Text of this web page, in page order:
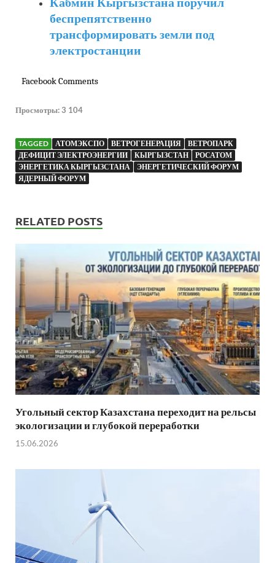
беспрепятственно
трансформировать земли под
электростанции
Facebook Comments
Просмотры:3 104
TAGGED АТОМЭКСПО ВЕТРОГЕНЕРАЦИЯ
ВЕТРОПАРК
ДЕФИЦИТ ЭЛЕКТРОЭНЕРГИИ
КЫРГЫЗСТАН
РОСАТОМ
ЭНЕРГЕТИКА КЫРГЫЗСТАНА
ЭНЕРГЕТИЧЕСКИЙ ФОРУМ
ЯДЕРНЫЙ ФОРУМ
RELATED POSTS
Угольный сектор Казахстана переходит на рельсы
экологизации и глубокой переработки
15.06.2026